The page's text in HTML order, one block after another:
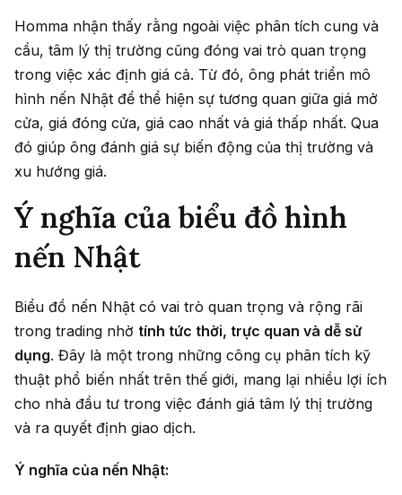
Homma nhận thấy rằng ngoài việc phân tích cung và
cầu, tâm lý thị trường cũng đóng vai trò quan trọng
trong việc xác định giá cả. Từ đó, ông phát triển mô
hình nến Nhật để thể hiện sự tương quan giữa giá mở
cửa, giá đóng cửa, giá cao nhất và giá thấp nhất. Qua
đó giúp ông đánh giá sự biến động của thị trường và
xu hướng giá.
Ý nghĩa của biểu đồ hình
nến Nhật
Biểu đồ nến Nhật có vai trò quan trọng và rộng rãi
trong trading nhờ tính tức thời, trực quan và dễ sử
dụng. Đây là một trong những công cụ phân tích kỹ
thuật phổ biến nhất trên thế giới, mang lại nhiều lợi ích
cho nhà đầu tư trong việc đánh giá tâm lý thị trường
và ra quyết định giao dịch.
Ý nghĩa của nến Nhật: